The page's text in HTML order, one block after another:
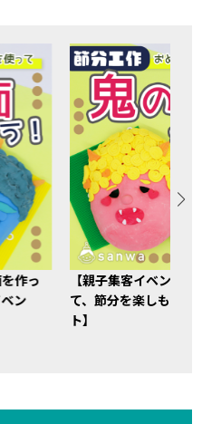
作っ
ン
【親子集客イベント
て、節分を楽しもう♪
ト】